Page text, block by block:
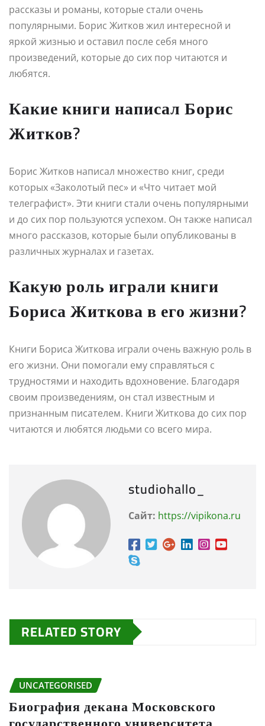
рассказы и романы, которые стали очень
популярными. Борис Житков жил интересной и
яркой жизнью и оставил после себя много
произведений, которые до сих пор читаются и
любятся.
Какие книги написал Борис
Житков?
Борис Житков написал множество книг, среди
которых «Заколотый пес» и «Что читает мой
телеграфист». Эти книги стали очень популярными
и до сих пор пользуются успехом. Он также написал
много рассказов, которые были опубликованы в
различных журналах и газетах.
Какую роль играли книги
Бориса Житкова в его жизни?
Книги Бориса Житкова играли очень важную роль в
его жизни. Они помогали ему справляться с
трудностями и находить вдохновение. Благодаря
своим произведениям, он стал известным и
признанным писателем. Книги Житкова до сих пор
читаются и любятся людьми со всего мира.
studiohallo_
Сайт: https://vipikona.ru
RELATED STORY
UNCATEGORISED
Биография декана Московского